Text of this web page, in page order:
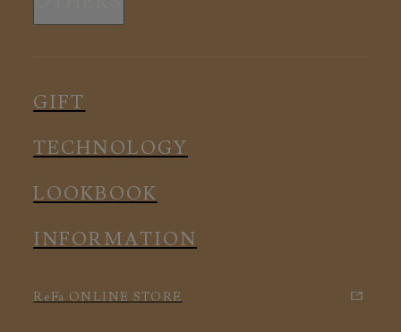
ルームウェア
アクセサリー
ルームウェア
アクセサリー
GIFT
TECHNOLOGY
LOOKBOOK
INFORMATION
ReFa ONLINE STORE